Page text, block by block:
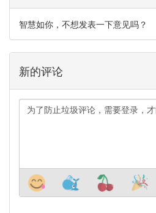
智慧如你，不想发表一下意见吗？
新的评论